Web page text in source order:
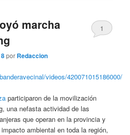
marcha
por Redaccion
1
videos/420071015186000/
participaron de la movilización
una nefasta actividad de las
que operan en la provincia y
ambiental en toda la región,